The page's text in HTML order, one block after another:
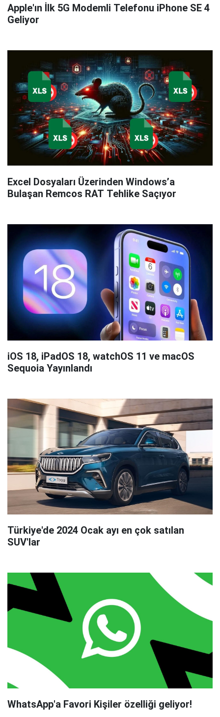
Apple'ın İlk 5G Modemli Telefonu iPhone SE 4
Geliyor
Excel Dosyaları Üzerinden Windows’a
Bulaşan Remcos RAT Tehlike Saçıyor
iOS 18, iPadOS 18, watchOS 11 ve macOS
Sequoia Yayınlandı
Türkiye'de 2024 Ocak ayı en çok satılan
SUV'lar
WhatsApp'a Favori Kişiler özelliği geliyor!